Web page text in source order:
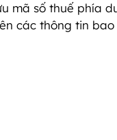
mã số thuế phía
các thông tin bao